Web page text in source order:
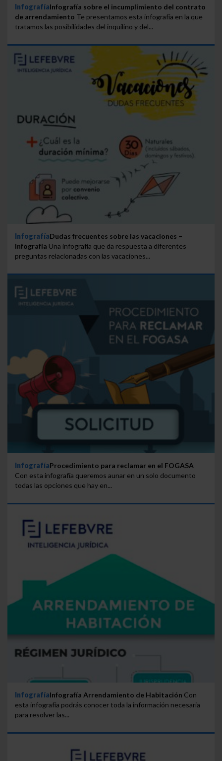
InfografíaInfografía sobre el incumplimiento del contrato
de arrendamiento Te presentamos esta infografía en la que
tratamos las posibilidades del inquilino y del...
InfografíaDudas frecuentes sobre las vacaciones –
Infografía Una infografía que da respuesta a diferentes
preguntas relacionadas con las vacaciones...
InfografíaProcedimiento para reclamar en el FOGASA
Con esta infografía queremos aunar en un solo documento
todas las opciones que hay en...
InfografíaInfografía Arrendamiento de Habitación Con
esta infografía podrás conocer toda la información necesaria
para resolver las...